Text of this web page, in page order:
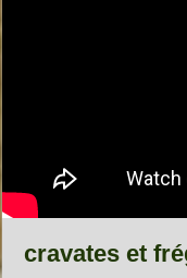
cravates et